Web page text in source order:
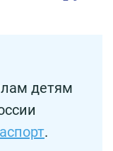
детям
.